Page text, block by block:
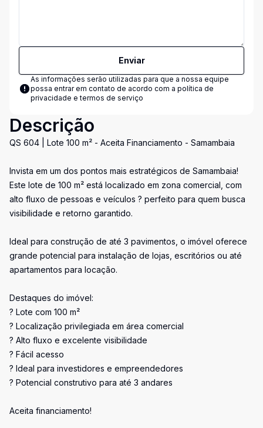
Enviar
As informações serão utilizadas para que a nossa equipe
possa entrar em contato de acordo com a política de
privacidade e termos de serviço
Descrição
QS 604 | Lote 100 m² - Aceita Financiamento - Samambaia
Invista em um dos pontos mais estratégicos de Samambaia!
Este lote de 100 m² está localizado em zona comercial, com
alto fluxo de pessoas e veículos ? perfeito para quem busca
visibilidade e retorno garantido.
Ideal para construção de até 3 pavimentos, o imóvel oferece
grande potencial para instalação de lojas, escritórios ou até
apartamentos para locação.
Destaques do imóvel:
? Lote com 100 m²
? Localização privilegiada em área comercial
? Alto fluxo e excelente visibilidade
? Fácil acesso
? Ideal para investidores e empreendedores
? Potencial construtivo para até 3 andares
Aceita financiamento!